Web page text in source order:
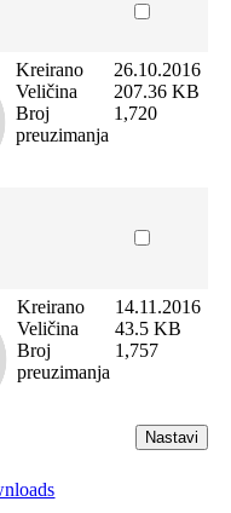
Kreirano
Veličina
Broj
preuzimanja
26.10.2016
207.36 KB
1,720
Kreirano
Veličina
Broj
preuzimanja
14.11.2016
43.5 KB
1,757